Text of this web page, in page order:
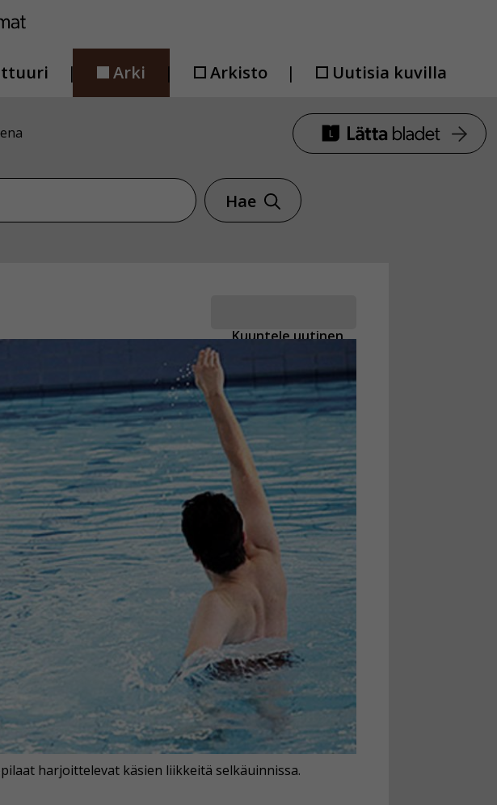
Arki Arkisto Uutisia kuvilla
Hae
Kuuntele uutinen
harjoittelevat käsien liikkeitä selkäuinnissa.